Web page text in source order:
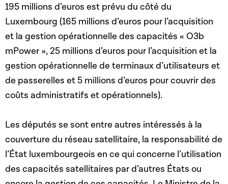
195 millions d’euros est prévu du côté du
Luxembourg (165 millions d’euros pour l’acquisition
et la gestion opérationnelle des capacités « O3b
mPower », 25 millions d’euros pour l’acquisition et la
gestion opérationnelle de terminaux d’utilisateurs et
de passerelles et 5 millions d’euros pour couvrir des
coûts administratifs et opérationnels).
Les députés se sont entre autres intéressés à la
couverture du réseau satellitaire, la responsabilité de
l’État luxembourgeois en ce qui concerne l’utilisation
des capacités satellitaires par d’autres États ou